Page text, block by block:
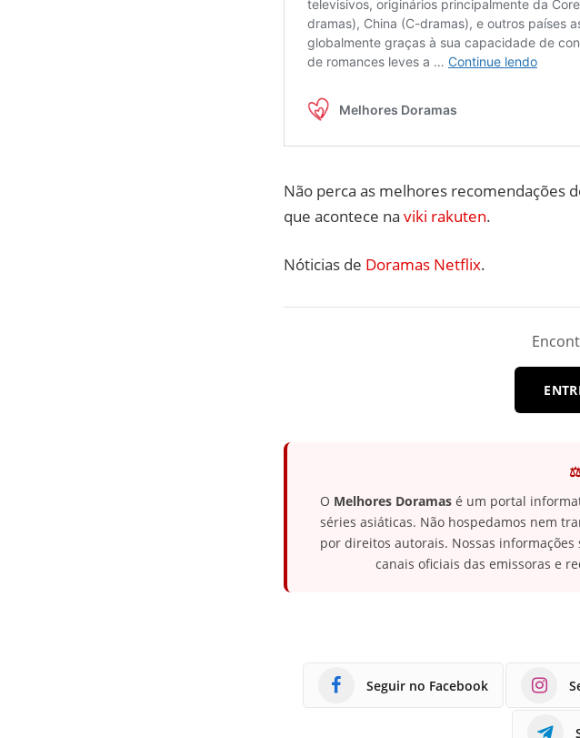
Não perca as melhores recomendações
que acontece na viki rakuten.
Nóticias de Doramas Netflix.
O Melhores Doramas é um portal
séries asiáticas. Não hospedamos nem
por direitos autorais. Nossas
canais oficiais das emissoras e
Seguir no Facebook